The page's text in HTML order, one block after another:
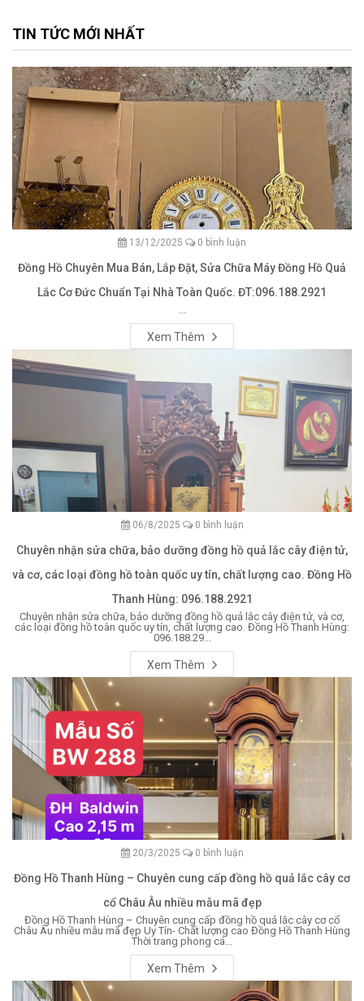
TIN TỨC MỚI NHẤT
13/12/2025 0 bình luận
Đồng Hồ Chuyên Mua Bán, Lắp Đặt, Sửa Chữa Máy Đồng Hồ Quả
Lắc Cơ Đức Chuẩn Tại Nhà Toàn Quốc. ĐT:096.188.2921
Xem Thêm
06/8/2025 0 bình luận
Chuyên nhận sửa chữa, bảo dưỡng đồng hồ quả lắc cây điện tử,
và cơ, các loại đồng hồ toàn quốc uy tín, chất lượng cao. Đồng Hồ
Thanh Hùng: 096.188.2921
Chuyên nhận sửa chữa, bảo dưỡng đồng hồ quả lắc cây điện tử, và cơ,
các loại đồng hồ toàn quốc uy tín, chất lượng cao. Đồng Hồ Thanh Hùng:
096.188.29...
Xem Thêm
20/3/2025 0 bình luận
Đồng Hồ Thanh Hùng – Chuyên cung cấp đồng hồ quả lắc cây cơ
cổ Châu Âu nhiều mẫu mã đẹp
Đồng Hồ Thanh Hùng – Chuyên cung cấp đồng hồ quả lắc cây cơ cổ
Châu Âu nhiều mẫu mã đẹp Uy Tín- Chất lượng cao Đồng Hồ Thanh Hùng
Thời trang phong cá...
Xem Thêm